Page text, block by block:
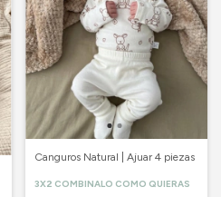
Canguros Natural | Ajuar 4 piezas
3X2 COMBINALO COMO QUIERAS